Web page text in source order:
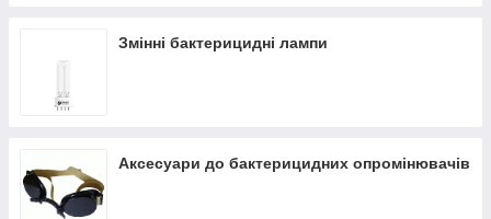
Змінні бактерицидні лампи
Аксесуари до бактерицидних опромінювачів